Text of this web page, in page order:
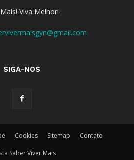
Viva Melhor!
SIGA-NOS
Cookies Sitemap Contato
Saber Viver Mais